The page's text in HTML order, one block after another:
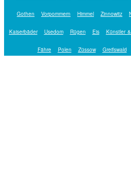
Gothen Vorpommern Himmel Zinnowitz
Kaiserbäder Usedom Rügen Eis Künstler
Fähre Polen Züssow Greifswald